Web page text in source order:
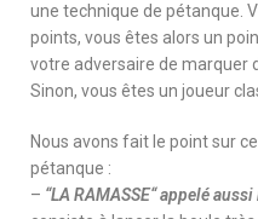
une technique de pétanque.
points, vous êtes alors un
votre adversaire de marquer
Sinon, vous êtes un joueur
Nous avons fait le point sur
pétanque :
– “LA RAMASSE“ appelé